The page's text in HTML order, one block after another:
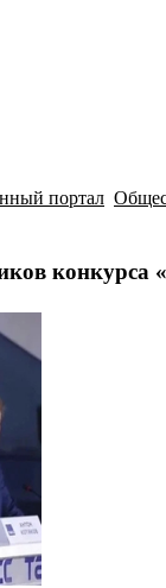
портал
конкурса